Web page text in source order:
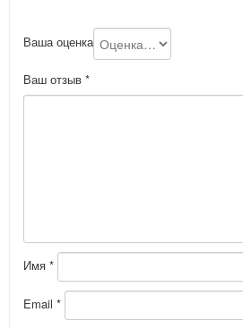
Ваша оценка
Ваш отзыв *
Имя *
Email *